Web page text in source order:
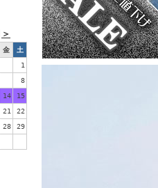
＞
金
土
1
8
14
15
21
22
28
29